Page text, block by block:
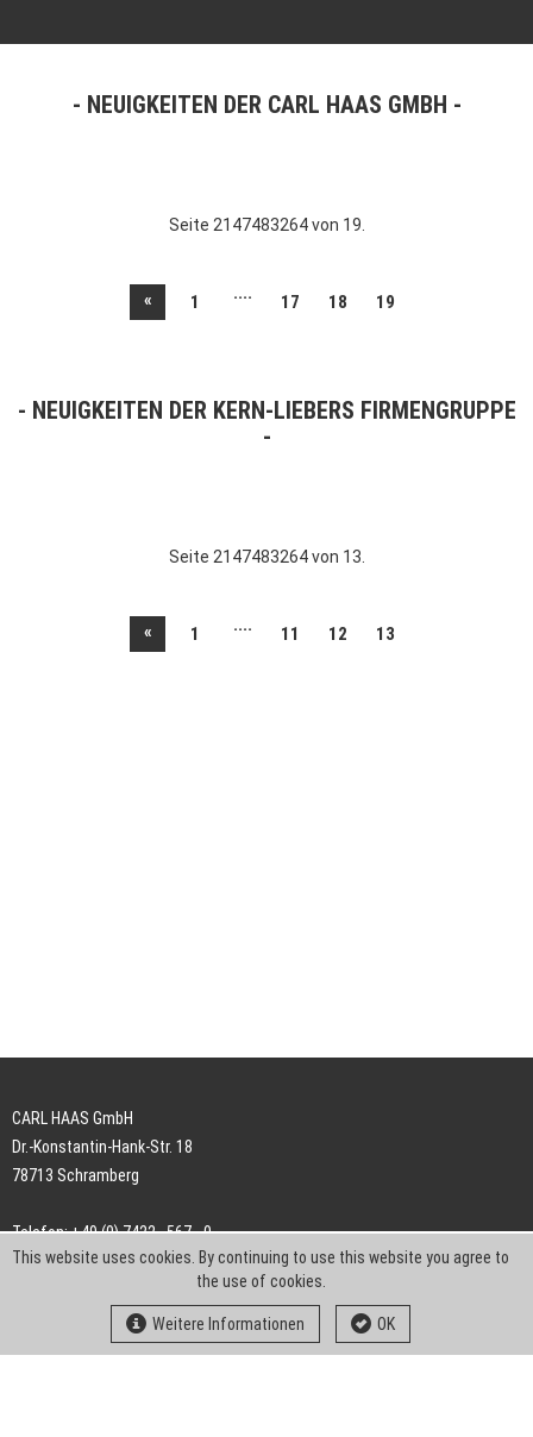
NEUIGKEITEN DER CARL HAAS GMBH
Seite 2147483264 von 19.
« 1 .... 17 18 19
NEUIGKEITEN DER KERN-LIEBERS FIRMENGRUPPE
Seite 2147483264 von 13.
« 1 .... 11 12 13
CARL HAAS GmbH
Dr.-Konstantin-Hank-Str. 18
78713 Schramberg
Telefon: +49 (0) 7422 . 567 - 0
Telefax: +49 (0) 7422 . 567 - 239
info-ch@kern-liebers.com
This website uses cookies. By continuing to use this website you agree to
the use of cookies.
Weitere Informationen OK